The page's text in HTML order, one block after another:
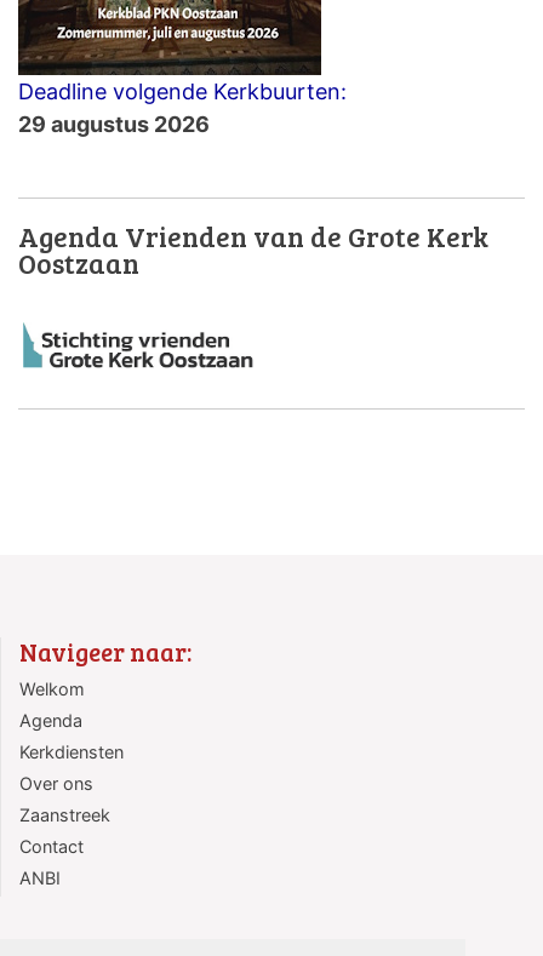
Deadline volgende Kerkbuurten:
29 augustus 2026
Agenda Vrienden van de Grote Kerk
Oostzaan
Navigeer naar:
Welkom
Agenda
Kerkdiensten
Over ons
Zaanstreek
Contact
ANBI